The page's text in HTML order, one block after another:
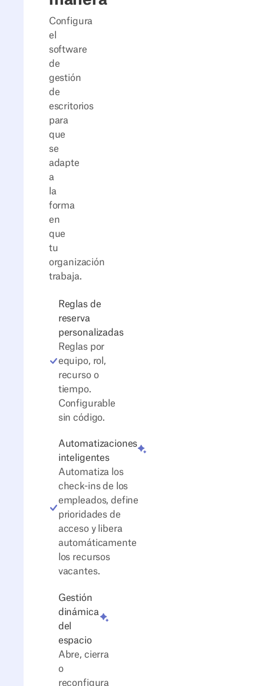
Configura
el
software
de
gestión
de
escritorios
para
que
se
adapte
a
la
forma
en
que
tu
organización
trabaja.
Reglas de
reserva
personalizadas
Reglas por
equipo, rol,
recurso o
tiempo.
Configurable
sin código.
Automatizaciones
inteligentes
Automatiza los
check-ins de los
empleados, define
prioridades de
acceso y libera
automáticamente
los recursos
vacantes.
Gestión
dinámica
del
espacio
Abre, cierra
o
reconfigura